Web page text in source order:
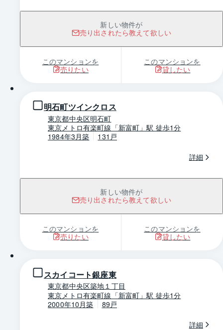
新しい物件が
売り出されたら教えて欲しい
このマンションを
売りたい
このマンションを
貸したい
明石町ツインクロス
東京都中央区明石町
東京メトロ有楽町線「新富町」駅 徒歩1分
1984年3月築
131戸
詳細
新しい物件が
売り出されたら教えて欲しい
このマンションを
売りたい
このマンションを
貸したい
スカイコート銀座東
東京都中央区築地１丁目
東京メトロ有楽町線「新富町」駅 徒歩1分
2000年10月築
89戸
詳細